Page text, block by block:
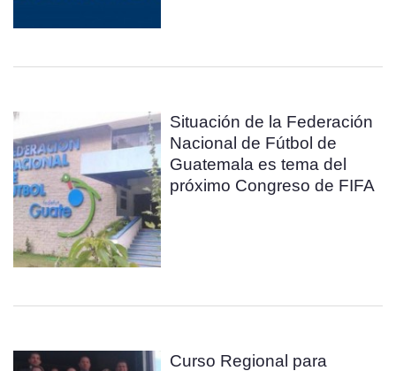
Situación de la Federación
Nacional de Fútbol de
Guatemala es tema del
próximo Congreso de FIFA
Curso Regional para